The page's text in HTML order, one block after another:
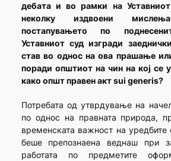
дебата и во рамки на
неколку издвоени
постапувањето по
Уставниот суд изгради
став во однос на ова прашање
поради општиот на чин на кој се
како општ правен акт sui generis?
Потребата од утврдување на
по однос на правната природа,
временската важност на уредбите
беше препознаена веднаш при
работата по предметите